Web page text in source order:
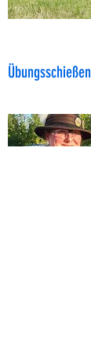
Übungsschießen